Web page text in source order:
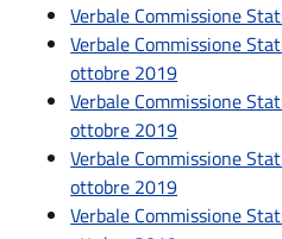
Verbale Commissione
Verbale Commissione
ottobre 2019
Verbale Commissione
ottobre 2019
Verbale Commissione
ottobre 2019
Verbale Commissione